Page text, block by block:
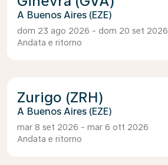
Buenos Aires (EZE)
dom 23 ago 2026 - dom 20 set 2026
Andata e ritorno
Zurigo (ZRH)
Buenos Aires (EZE)
mar 8 set 2026 - mar 6 ott 2026
Andata e ritorno